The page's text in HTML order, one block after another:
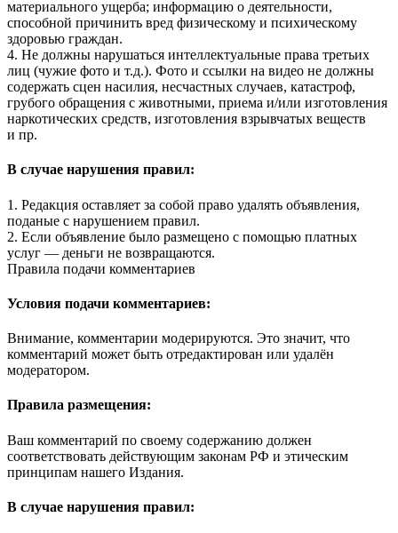
материального ущерба; информацию о деятельности,
способной причинить вред физическому и психическому
здоровью граждан.
4. Не должны нарушаться интеллектуальные права третьих
лиц (чужие фото и т.д.). Фото и ссылки на видео не должны
содержать сцен насилия, несчастных случаев, катастроф,
грубого обращения с животными, приема и/или изготовления
наркотических средств, изготовления взрывчатых веществ
и пр.
В случае нарушения правил:
1. Редакция оставляет за собой право удалять объявления,
поданые с нарушением правил.
2. Если объявление было размещено с помощью платных
услуг — деньги не возвращаются.
Правила подачи комментариев
Условия подачи комментариев:
Внимание, комментарии модерируются. Это значит, что
комментарий может быть отредактирован или удалён
модератором.
Правила размещения:
Ваш комментарий по своему содержанию должен
соответствовать действующим законам РФ и этическим
принципам нашего Издания.
В случае нарушения правил: